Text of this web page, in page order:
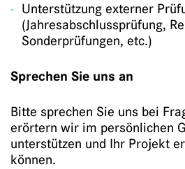
Unterstützung externer
(Jahresabschlussprüfung,
Sonderprüfungen, etc.)
Sprechen Sie uns an
Bitte sprechen Sie uns bei
erörtern wir im persönlichen
unterstützen und Ihr Projekt
können.